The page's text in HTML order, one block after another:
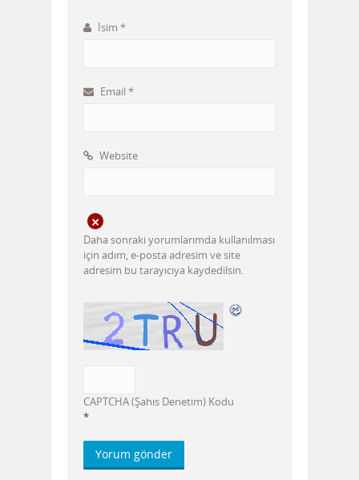
İsim *
Email *
Website
Daha sonraki yorumlarımda kullanılması
için adım, e-posta adresim ve site
adresim bu tarayıcıya kaydedilsin.
CAPTCHA (Şahıs Denetim) Kodu
*